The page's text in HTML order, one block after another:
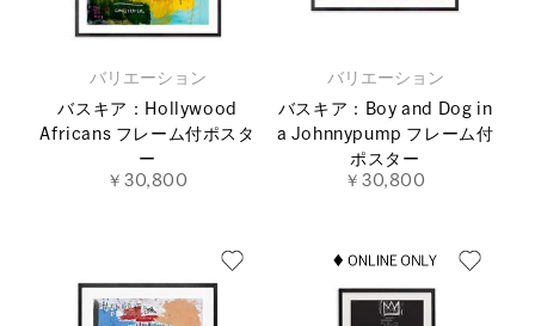
バリエーション
バスキア：Hollywood
Africans フレーム付ポスタ
ー
￥30,800
バリエーション
バスキア：Boy and Dog in
a Johnnypump フレーム付
ポスター
￥30,800